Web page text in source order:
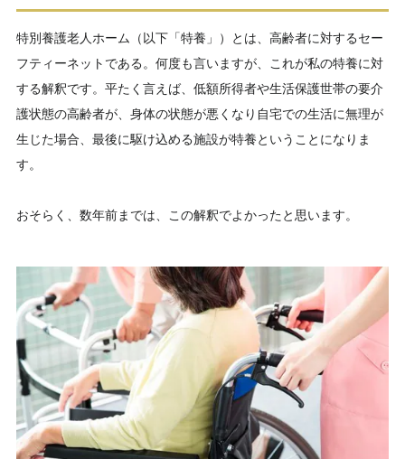
特別養護老人ホーム（以下「特養」）とは、高齢者に対するセー
フティーネットである。何度も言いますが、これが私の特養に対
する解釈です。平たく言えば、低額所得者や生活保護世帯の要介
護状態の高齢者が、身体の状態が悪くなり自宅での生活に無理が
生じた場合、最後に駆け込める施設が特養ということになりま
す。
おそらく、数年前までは、この解釈でよかったと思います。